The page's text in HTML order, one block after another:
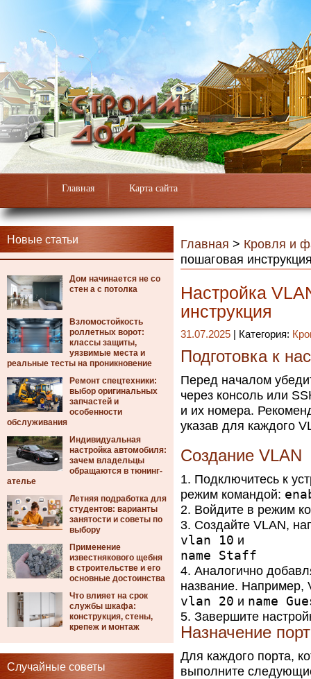
Главная Карта сайта
Новые статьи
Дом начинается не со
стен а с потолка
Взломостойкость
роллетных ворот:
классы защиты,
уязвимые места и
реальные тесты на проникновение
Ремонт спецтехники:
выбор оригинальных
запчастей и
особенности
обслуживания
Индивидуальная
настройка автомобиля:
зачем владельцы
обращаются в тюнинг-
ателье
Летняя подработка для
студентов: варианты
занятости и советы по
выбору
Применение
известнякового щебня
в строительстве и его
основные достоинства
Что влияет на срок
службы шкафа:
конструкция, стены,
крепеж и монтаж
Случайные советы
Главная > Кровля и
пошаговая
Настройка
инструкция
31.07.2025 | Категория:
Подготовка к
Перед началом
через консоль или
и их номера.
указав для каждого
Создание VLAN
Подключитесь к
режим командой:
Войдите в режим
Создайте VLAN,
vlan 10 и
name Staff
Аналогично
название. Например,
vlan 20 и name
Завершите
Назначение
Для каждого порта,
выполните